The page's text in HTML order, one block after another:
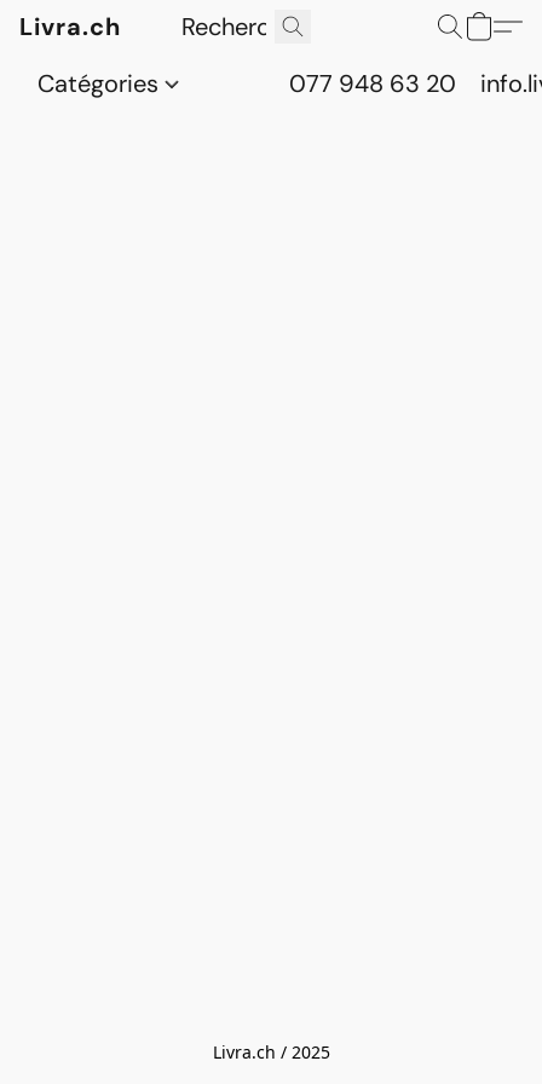
Livra.ch
Catégories
077 948 63 20
Livra.ch / 2025